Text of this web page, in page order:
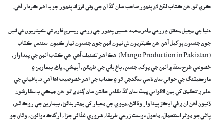
ڪري ٿو. ھن ڪتاب لکڻ لاءِ پنھور صاحب سان گڏ ان جي وني فرزانہ پنھور جو بہ اھم ڪردار آھي.
‎‎دنيا جي مڃيل محقق ۽ زرعي ماھر محمد حسين پنھور جي زرعي ريسرچ فارم تي ڪيتريون ئي انبن
جون جنسون پوکيل آھن. ھن ڪيتريون ئي نيون انبن جون جنسون تيار ڪيون. سندس ڪتاب
(Mango Production in Pakistan) ھڪ اھم تصنيف آھي. ھي ڪتاب انبن جي پيداوار،
خصوصي طرح سنڌ ۾ انبن جي پوک، جنسن، باغ باني جي طريقن، آبپاشي، ڀاڻ، بيمارين ۽
مارڪيٽنگ جي حوالي سان ڏسي سگھجي ٿو ۽ ڪتاب جي اھم خصوصيت اھا آھي تہ باغباني جي
علم ۾ تحقيق کي بين الاقوامي ڀيٽ سان گڏ مقامي حالتن سان ڳنڍي ٿو. ھن جيڪي بہ سفارشون
ڏنيون آھن ان ۾ في ايڪڙ پيداوار وڌائڻ، ميوي جي معيار کي بھتر بنائڻ، بيمارين جي روڪ ٿام،
پاڻي جو موثر استعمال، ماحول دوست زرعي طريقا، ضروري غذائي جزا، آرگنڪ دوائون، وٿاڻ جو